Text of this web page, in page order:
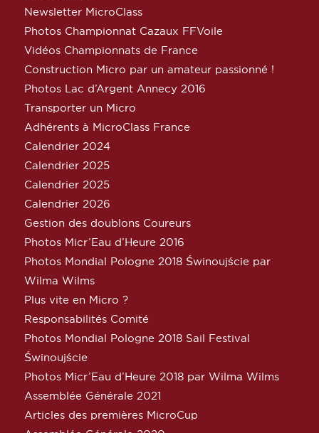
Newsletter MicroClass
Photos Championnat Cazaux FFVoile
Vidéos Championnats de France
Construction Micro par un amateur passionné !
Photos Lac d’Argent Annecy 2016
Transporter un Micro
Adhérents à MicroClass France
Calendrier 2024
Calendrier 2025
Calendrier 2025
Calendrier 2026
Gestion des doublons Coureurs
Photos Micr’Eau d’Heure 2016
Photos Mondial Pologne 2018 Świnoujście par
Wilma Wilms
Plus vite en Micro ?
Responsabilités Comité
Photos Mondial Pologne 2018 Sail Festival
Świnoujście
Photos Micr’Eau d’Heure 2018 par Wilma Wilms
Assemblée Générale 2021
Articles des premières MicroCup